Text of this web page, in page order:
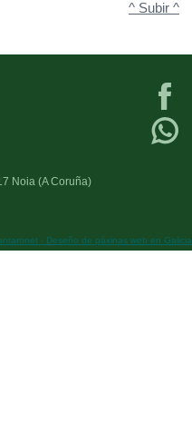
^ Subir ^
Noia (A Coruña)
- Deseño de páxinas web en Galicia